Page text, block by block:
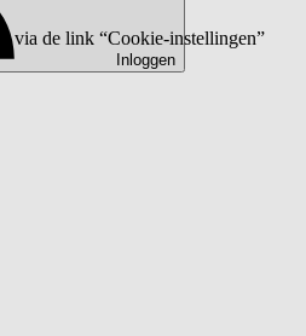
Inloggen
via de link “Cookie-instellingen”